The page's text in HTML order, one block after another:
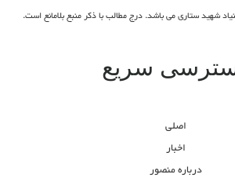
شهید ستاری می باشد. درج مطالب با ذکر منبع بلامانع است.
سریع
اصلی
اخبار
درباره منصور